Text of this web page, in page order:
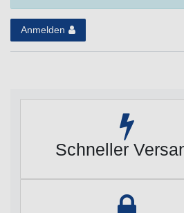
Anmelden
Schneller